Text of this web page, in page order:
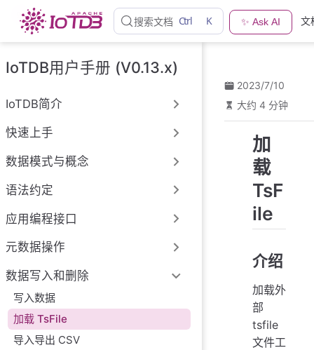
跳
至
主
要
內
搜索文档 Ctrl K ✨ Ask AI 文
IoTDB用户手册 (V0.13.x)
IoTDB简介
快速上手
数据模式与概念
语法约定
应用编程接口
元数据操作
数据写入和删除
写入数据
加载 TsFile
导入导出 CSV
2023/7/10
大约 4 分钟
加
载
TsF
ile
介绍
加载外
部
tsfile
文件工